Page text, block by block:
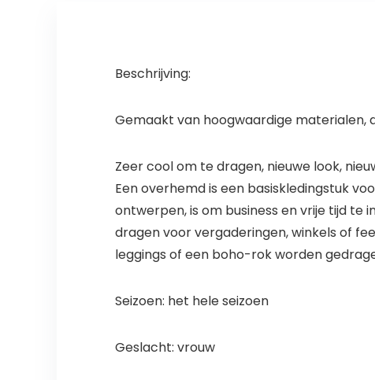
Beschrijving:
Gemaakt van hoogwaardige materialen,
Zeer cool om te dragen, nieuwe look,
Een overhemd is een basiskledingstuk
ontwerpen, is om business en vrije tijd te
dragen voor vergaderingen, winkels of
leggings of een boho-rok worden
Seizoen: het hele seizoen
Geslacht: vrouw